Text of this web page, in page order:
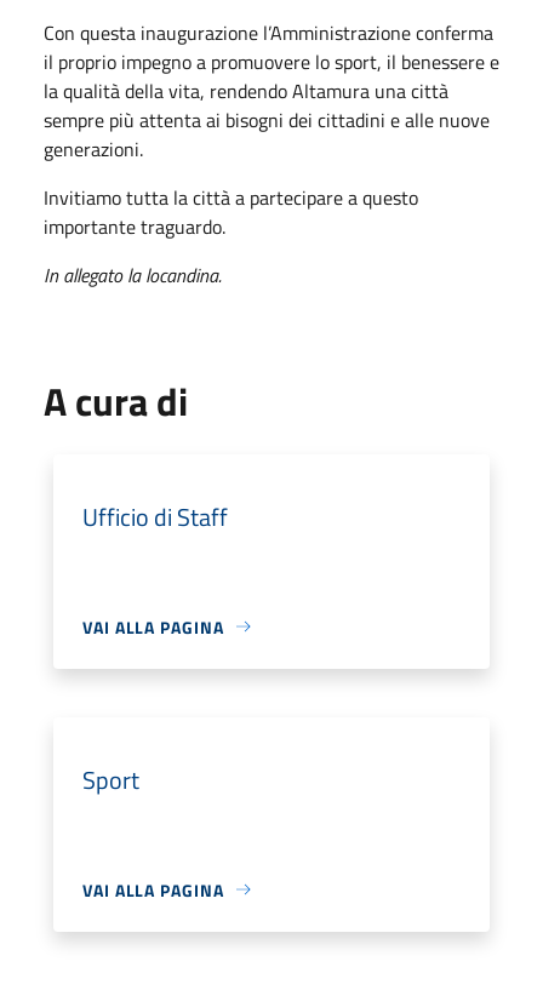
Con questa inaugurazione l’Amministrazione conferma
il proprio impegno a promuovere lo sport, il benessere e
la qualità della vita, rendendo Altamura una città
sempre più attenta ai bisogni dei cittadini e alle nuove
generazioni.
Invitiamo tutta la città a partecipare a questo
importante traguardo.
In allegato la locandina.
A cura di
Ufficio di Staff
VAI ALLA PAGINA
Sport
VAI ALLA PAGINA